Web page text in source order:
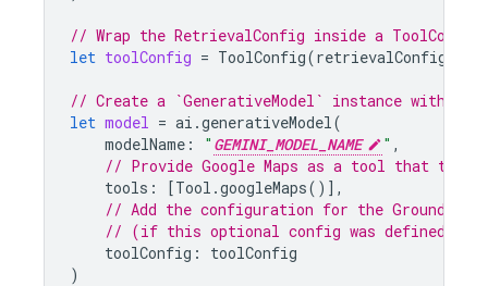
// Wrap the RetrievalConfig inside a ToolConfig.
let toolConfig = ToolConfig(retrievalConfig
// Create a `GenerativeModel` instance with a
let model = ai .generativeModel(
modelName : " GEMINI_MODEL_NAME " ,
// Provide Google Maps as a tool that the
tools : [Tool .googleMaps()],
// Add the configuration for the Grounding
// (if this optional config was defined
toolConfig :
toolConfig
)